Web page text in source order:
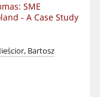
SME
- A Case Study
Bartosz